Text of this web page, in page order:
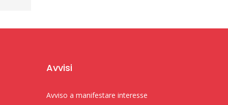
Avvisi
Avviso a manifestare interesse